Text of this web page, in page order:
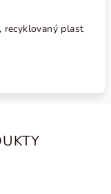
recyklovaný plast